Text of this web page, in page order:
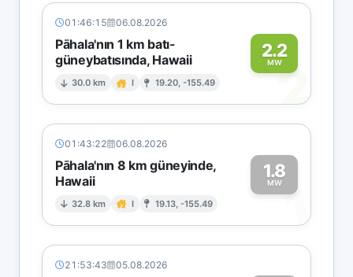
01:46:15 06.08.2026
Pāhala'nın 1 km batı-
güneybatısında, Hawaii
30.0 km I 19.20, -155.49
2.2
MW2
01:43:22 06.08.2026
Pāhala'nın 8 km güneyinde,
Hawaii
32.8 km I 19.13, -155.49
1.8
MW1
21:53:43 05.08.2026